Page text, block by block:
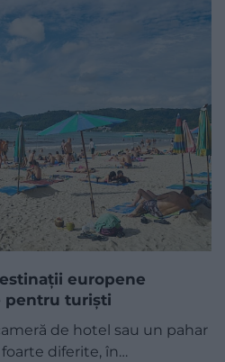
europene
pentru turiști
de hotel sau un pahar
diferite, în…